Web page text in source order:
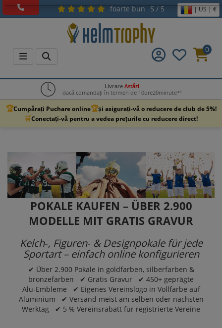
foarte bun 5 / 5 | US | €
0
Livrare Astăzi
dacă comandați în termen de 10ore20minute*¹
🏆Cumpărați Puchare online🏆și asigurați-vă o reducere de club de 5%!
🛒Conectați-vă pentru a vedea prețurile cu reducere direct!
POKALE KAUFEN – ÜBER 2.900
MODELLE MIT GRATIS GRAVUR
Kelch‑, Figuren‑ & Designpokale für jede
Sportart – einfach online konfigurieren
✔ Über 2.900 Pokale in goldfarben, silberfarben &
bronzefarben ✔ Gratis Gravur ✔ 450+ geprägte
Alu‑Embleme ✔ Eigenes Vereinslogo in Vollfarbe auf
Aluminium ✔ Versand meist am selben oder nächsten
Werktag ✔ 5 % Vereinsrabatt für registrierte Vereine